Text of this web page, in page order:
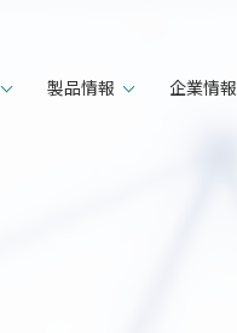
製品情報 企業情報